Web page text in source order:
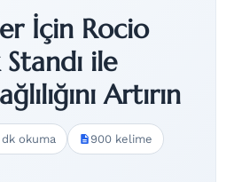
İçin Rocio
ile
Artırın
dk okuma 900 kelime